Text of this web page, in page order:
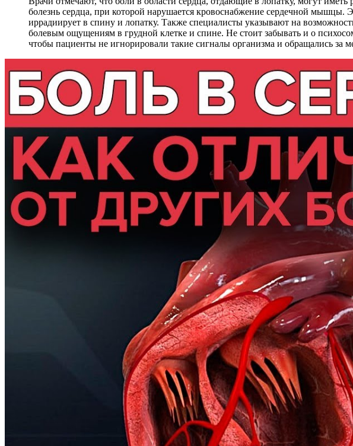
болезнь сердца, при которой нарушается кровоснабжение сердечной
иррадиирует в спину и лопатку. Также специалисты указывают на
болевым ощущениям в грудной клетке и спине. Не стоит забывать и о
чтобы пациенты не игнорировали такие сигналы организма и обращались